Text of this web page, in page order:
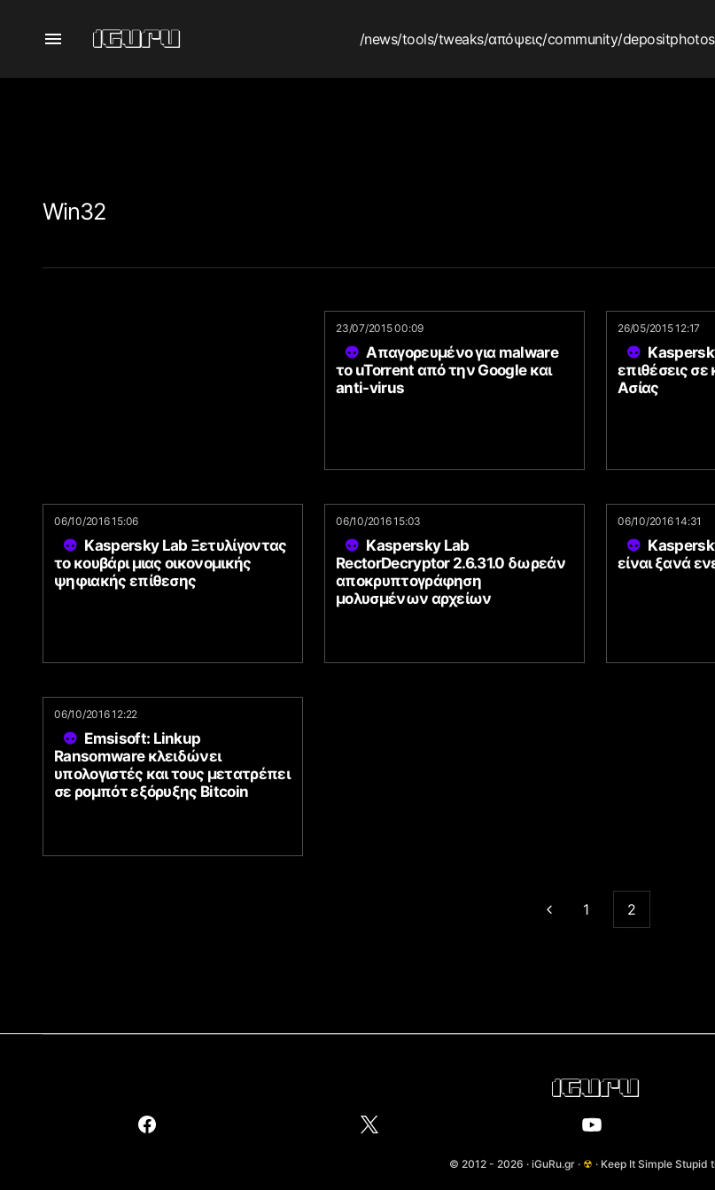
/news/tools/tweaks/απόψεις/community/depositphotos
Win32
23/07/2015 00:09
Απαγορευμένο για malware
το uTorrent από την Google και
anti-virus
26/05/2015 12:17
επιθέσεις σε
Ασίας
06/10/2016 15:06
Kaspersky Lab Ξετυλίγοντας
το κουβάρι μιας οικονομικής
ψηφιακής επίθεσης
06/10/2016 15:03
Kaspersky Lab
RectorDecryptor 2.6.31.0 δωρεάν
αποκρυπτογράφηση
μολυσμένων αρχείων
06/10/2016 14:31
είναι ξανά
06/10/2016 12:22
Emsisoft: Linkup
Ransomware κλειδώνει
υπολογιστές και τους μετατρέπει
σε ρομπότ εξόρυξης Bitcoin
1 2
© 2012 - 2026 · iGuRu.gr · ☢ · Keep It Simple Stupid